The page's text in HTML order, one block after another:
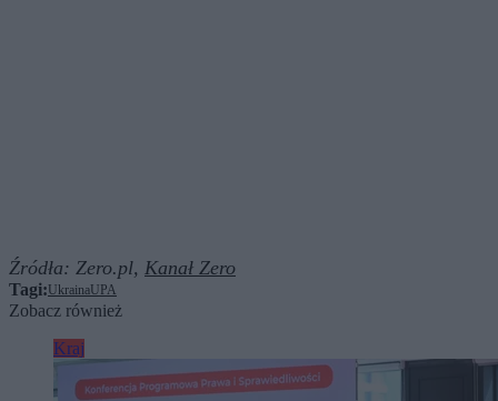
Źródła: Zero.pl, Kanał Zero
Tagi:UkrainaUPA
Zobacz również
Kraj